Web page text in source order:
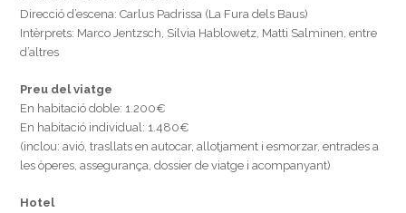
Direcció d’escena: Carlus Padrissa (La Fura dels Baus)
Intèrprets: Marco Jentzsch, Silvia Hablowetz, Matti Salminen, entre
d’altres
Preu del viatge
En habitació doble: 1.200€
En habitació individual: 1.480€
(inclou: avió, trasllats en autocar, allotjament i esmorzar, entrades a
les òperes, assegurança, dossier de viatge i acompanyant)
Hotel